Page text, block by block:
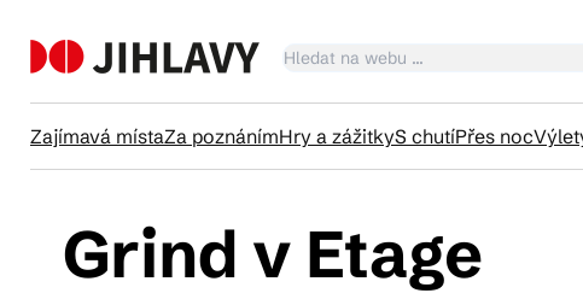
Zajímavá místaZa poznánímHry a zážitkyS chutíPřes noc
Grind v Etage